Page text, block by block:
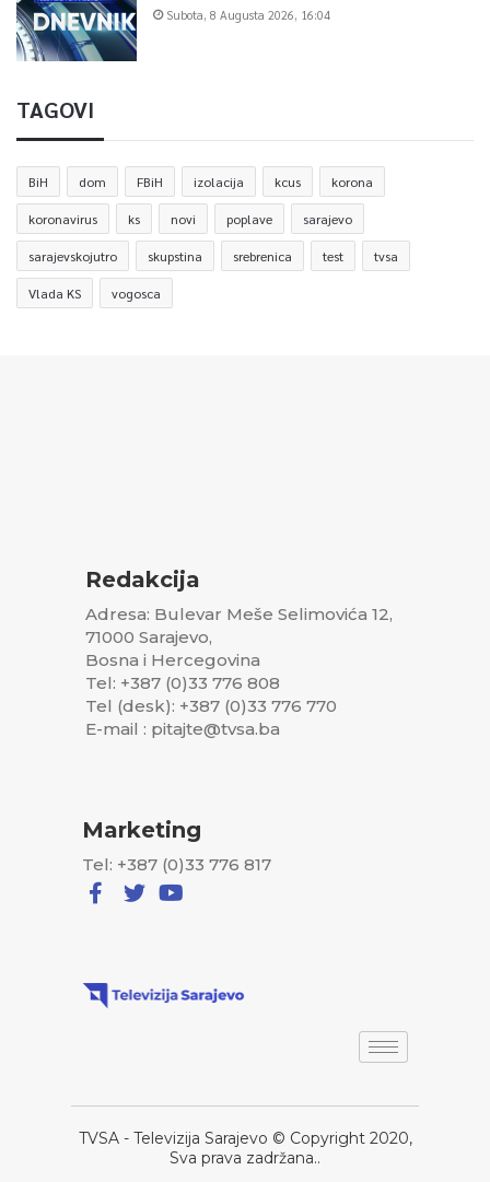
Subota, 8 Augusta 2026, 16:04
TAGOVI
BiH dom FBiH izolacija kcus korona
koronavirus ks novi poplave sarajevo
sarajevskojutro skupstina srebrenica test tvsa
Vlada KS vogosca
Redakcija
Adresa: Bulevar Meše Selimovića 12,
71000 Sarajevo,
Bosna i Hercegovina
Tel: +387 (0)33 776 808
Tel (desk): +387 (0)33 776 770
E-mail : pitajte@tvsa.ba
Marketing
Tel: +387 (0)33 776 817
TVSA - Televizija Sarajevo © Copyright 2020,
Sva prava zadržana..